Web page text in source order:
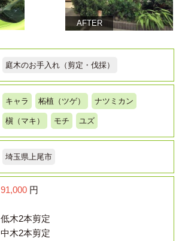
AFTER
庭木のお手入れ（剪定・伐採）
キャラ 柘植（ツゲ） ナツミカン
槇（マキ） モチ ユズ
埼玉県上尾市
91,000 円
低木2本剪定
中木2本剪定